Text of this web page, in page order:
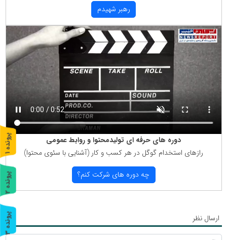
رهبر شهیدم
دوره های حرفه ای تولیدمحتوا و روابط عمومی
رازهای استخدام گوگل در هر كسب و كار (آشنایی با سئوی محتوا)
چه دوره های شركت كنم؟
ارسال نظر
پ
ر
و
ن
د
ه
1
پ
ر
و
ن
د
ه
2
پ
ر
و
ن
د
ه
3